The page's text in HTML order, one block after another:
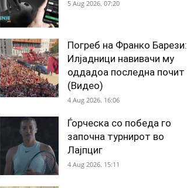
5 Aug 2026. 07:20
Погреб на Франко Барези:
Илјадници навивачи му
оддадоа последна почит
(Видео)
4 Aug 2026. 16:06
Ѓорческа со победа го
започна турнирот во
Лајпциг
4 Aug 2026. 15:11